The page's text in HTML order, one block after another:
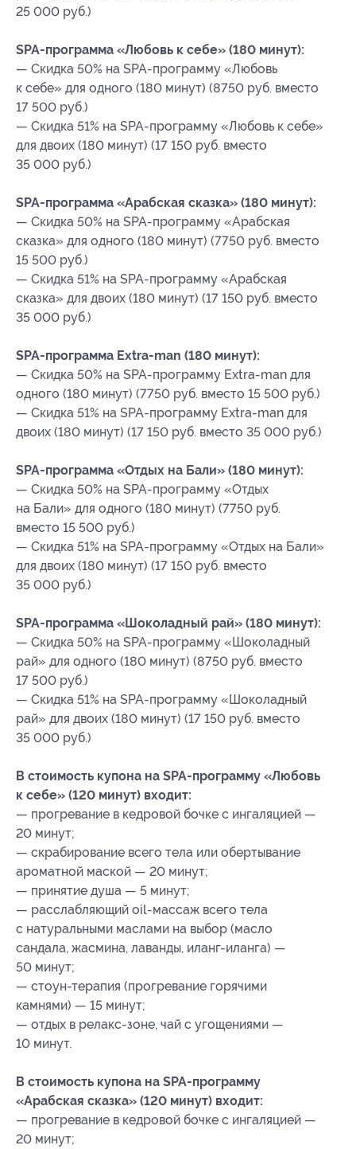
25 000 руб.)
SPA-программа «Любовь к себе» (180 минут):
— Скидка 50% на SPA-программу «Любовь
к себе» для одного (180 минут) (8750 руб. вместо
17 500 руб.)
— Скидка 51% на SPA-программу «Любовь к себе»
для двоих (180 минут) (17 150 руб. вместо
35 000 руб.)
SPA-программа «Арабская сказка» (180 минут):
— Скидка 50% на SPA-программу «Арабская
сказка» для одного (180 минут) (7750 руб. вместо
15 500 руб.)
— Скидка 51% на SPA-программу «Арабская
сказка» для двоих (180 минут) (17 150 руб. вместо
35 000 руб.)
SPA-программа Extra-man (180 минут):
— Скидка 50% на SPA-программу Extra-man для
одного (180 минут) (7750 руб. вместо 15 500 руб.)
— Скидка 51% на SPA-программу Extra-man для
двоих (180 минут) (17 150 руб. вместо 35 000 руб.)
SPA-программа «Отдых на Бали» (180 минут):
— Скидка 50% на SPA-программу «Отдых
на Бали» для одного (180 минут) (7750 руб.
вместо 15 500 руб.)
— Скидка 51% на SPA-программу «Отдых на Бали»
для двоих (180 минут) (17 150 руб. вместо
35 000 руб.)
SPA-программа «Шоколадный рай» (180 минут):
— Скидка 50% на SPA-программу «Шоколадный
рай» для одного (180 минут) (8750 руб. вместо
17 500 руб.)
— Скидка 51% на SPA-программу «Шоколадный
рай» для двоих (180 минут) (17 150 руб. вместо
35 000 руб.)
В стоимость купона на SPA-программу «Любовь
к себе» (120 минут) входит:
— прогревание в кедровой бочке с ингаляцией —
20 минут;
— скрабирование всего тела или обертывание
ароматной маской — 20 минут;
— принятие душа — 5 минут;
— расслабляющий оil-массаж всего тела
с натуральными маслами на выбор (масло
сандала, жасмина, лаванды, иланг-иланга) —
50 минут;
— стоун-терапия (прогревание горячими
камнями) — 15 минут;
— отдых в релакс-зоне, чай с угощениями —
10 минут.
В стоимость купона на SPA-программу
«Арабская сказка» (120 минут) входит:
— прогревание в кедровой бочке с ингаляцией —
20 минут;